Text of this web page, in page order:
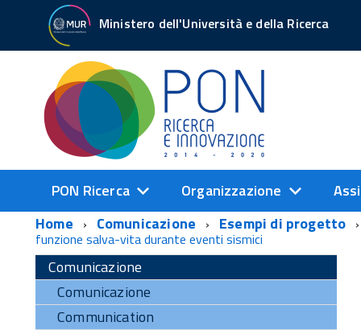
Ministero dell'Università e della Ricerca
PON Ricerca Organizzazione
Home
Comunicazione Esempi di progetto
funzione salva-vita durante eventi sismici
Comunicazione
Comunicazione
Communication